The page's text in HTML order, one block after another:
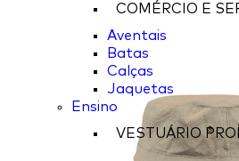
COMÉRCIO E
Aventais
Batas
Calças
Jaquetas
Ensino
VESTUÁRIO